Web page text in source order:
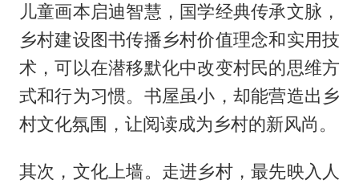
儿童画本启迪智慧，国学经典传承文脉，
乡村建设图书传播乡村价值理念和实用技
术，可以在潜移默化中改变村民的思维方
式和行为习惯。书屋虽小，却能营造出乡
村文化氛围，让阅读成为乡村的新风尚。
其次，文化上墙。走进乡村，最先映入人